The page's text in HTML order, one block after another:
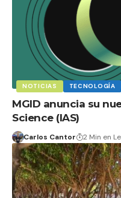
NOTICIAS TECNOLOGÍA
MGID anuncia su
Science (IAS)
Carlos Cantor 2 Min en